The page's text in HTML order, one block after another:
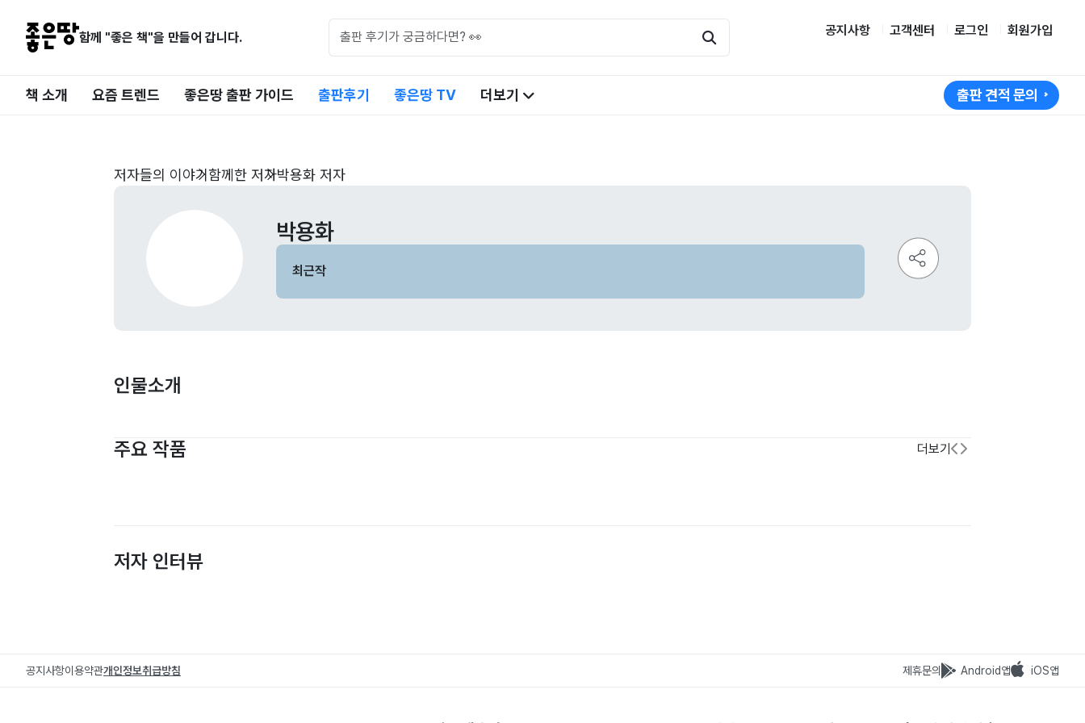
함께 "좋은 책"을 만들어 갑니다. 공지사항 고객센터 로그인 회원가입
책 소개 요즘 트렌드 좋은땅 출판 가이드 출판후기 좋은땅 TV 더보기 출판 견적 문의
저자들의 이야기 함께한 저자박용화 저자
박용화
최근작
인물소개
주요 작품 더보기
저자 인터뷰
공지사항이용약관개인정보취급방침 제휴문의 Android앱 iOS앱